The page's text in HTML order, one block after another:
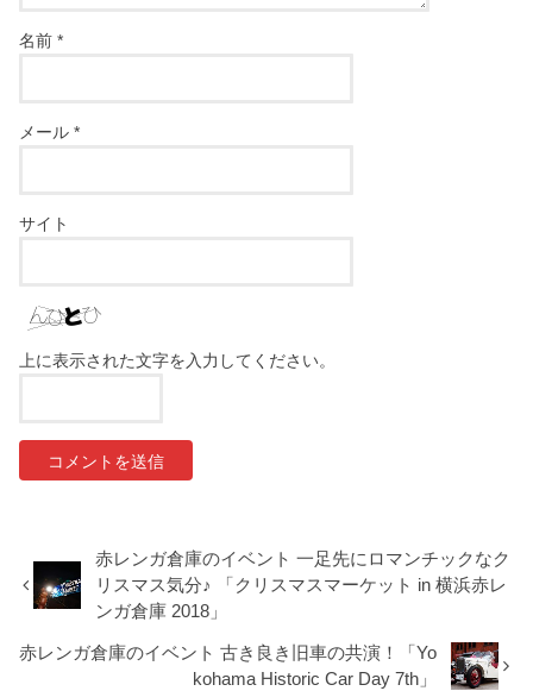
名前*
メール*
サイト
上に表示された文字を入力してください。
赤レンガ倉庫のイベント 一足先にロマンチックなク
リスマス気分♪ 「クリスマスマーケット in 横浜赤レ
ンガ倉庫 2018」
赤レンガ倉庫のイベント 古き良き旧車の共演！「Yo
kohama Historic Car Day 7th」